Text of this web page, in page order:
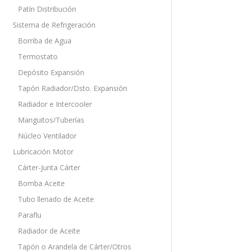
Patín Distribución
Sistema de Refrigeración
Bomba de Agua
Termostato
Depósito Expansión
Tapón Radiador/Dsto. Expansión
Radiador e Intercooler
Manguitos/Tuberías
Núcleo Ventilador
Lubricación Motor
Cárter-Junta Cárter
Bomba Aceite
Tubo llenado de Aceite
Paraflu
Radiador de Aceite
Tapón o Arandela de Cárter/Otros